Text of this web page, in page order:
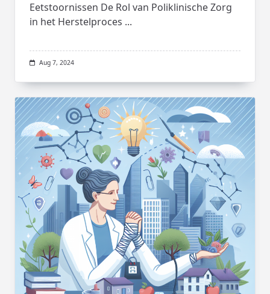
Eetstoornissen De Rol van Poliklinische Zorg
in het Herstelproces ...
Aug 7, 2024